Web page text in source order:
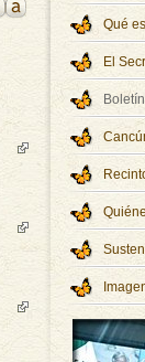
Qué
El